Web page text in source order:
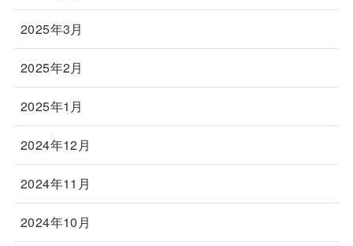
2025年3月
2025年2月
2025年1月
2024年12月
2024年11月
2024年10月